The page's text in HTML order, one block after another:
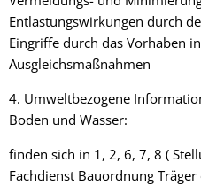
Entlastungswirkungen durch
Eingriffe durch das Vorhaben
Ausgleichsmaßnahmen
4. Umweltbezogene
Boden und Wasser:
finden sich in 1, 2, 6, 7, 8 (
Fachdienst Bauordnung